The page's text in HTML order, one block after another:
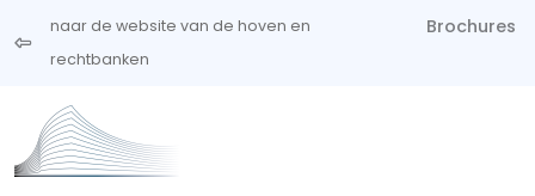
Overslaan en naar de inhoud gaan
naar de website van de hoven en
rechtbanken
Brochures